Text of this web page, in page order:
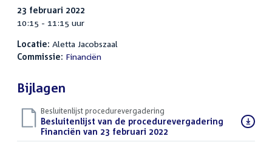
23 februari 2022
10:15 - 11:15 uur
Locatie: Aletta Jacobszaal
Commissie: Financiën
Bijlagen
Besluitenlijst procedurevergadering
Download
bestand:
Besluitenlijst van de procedurevergadering
Financiën van 23 februari 2022